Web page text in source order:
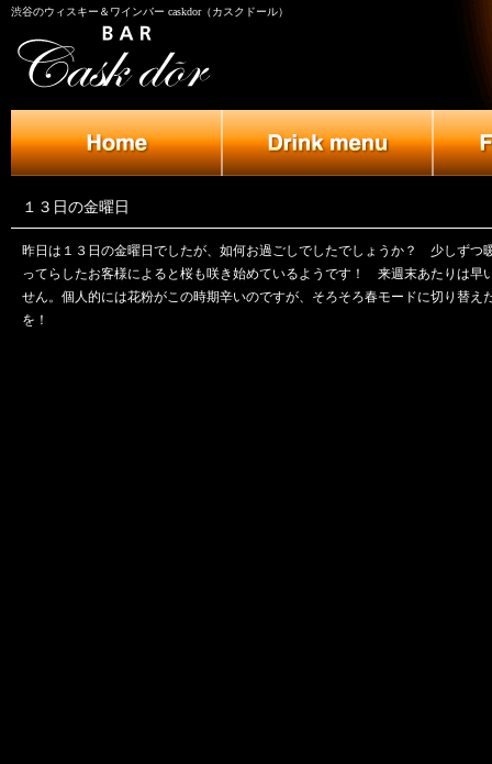
渋谷のウィスキー＆ワインバー caskdor（カスクドール）
１３日の金曜日
昨日は１３日の金曜日でしたが、如何お過ごしでしたでしょうか？ 少しずつ
ってらしたお客様によると桜も咲き始めているようです！ 来週末あたりは早
せん。個人的には花粉がこの時期辛いのですが、そろそろ春モードに切り替
を！